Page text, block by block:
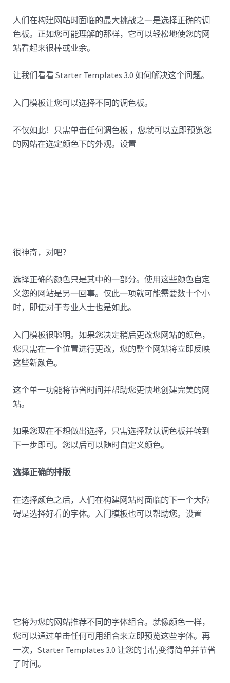
人们在构建网站时面临的最大挑战之一是选择正确的调
色板。正如您可能理解的那样，它可以轻松地使您的网
站看起来很棒或业余。
让我们看看 Starter Templates 3.0 如何解决这个问题。
入门模板让您可以选择不同的调色板。
不仅如此！只需单击任何调色板 ，您就可以立即预览您
的网站在选定颜色下的外观。设置
很神奇，对吧？
选择正确的颜色只是其中的一部分。使用这些颜色自定
义您的网站是另一回事。仅此一项就可能需要数十个小
时，即使对于专业人士也是如此。
入门模板很聪明。如果您决定稍后更改您网站的颜色，
您只需在一个位置进行更改，您的整个网站将立即反映
这些新颜色。
这个单一功能将节省时间并帮助您更快地创建完美的网
站。
如果您现在不想做出选择，只需选择默认调色板并转到
下一步即可。您以后可以随时自定义颜色。
选择正确的排版
在选择颜色之后，人们在构建网站时面临的下一个大障
碍是选择好看的字体。入门模板也可以帮助您。设置
它将为您的网站推荐不同的字体组合。就像颜色一样，
您可以通过单击任何可用组合来立即预览这些字体。再
一次，Starter Templates 3.0 让您的事情变得简单并节省
了时间。